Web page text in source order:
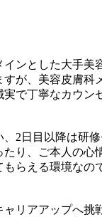
ンとした大手美
が、美容皮膚科
で丁寧なカウン
2日目以降は研
り、ご本人の心
らえる環境なの
リアアップへ挑